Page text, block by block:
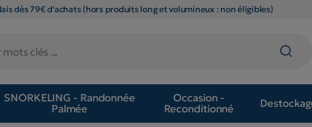
dès 79€ d'achats (hors produits long et volumineux : non éligibles)
SNORKELING - Randonnée
Palmée
Occasion -
Reconditionné